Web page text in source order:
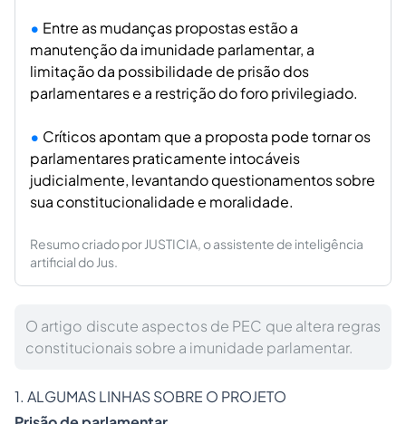
Entre as mudanças propostas estão a
manutenção da imunidade parlamentar, a
limitação da possibilidade de prisão dos
parlamentares e a restrição do foro privilegiado.
Críticos apontam que a proposta pode tornar os
parlamentares praticamente intocáveis
judicialmente, levantando questionamentos sobre
sua constitucionalidade e moralidade.
Resumo criado por JUSTICIA, o assistente de inteligência
artificial do Jus.
O artigo discute aspectos de PEC que altera regras
constitucionais sobre a imunidade parlamentar.
1. ALGUMAS LINHAS SOBRE O PROJETO